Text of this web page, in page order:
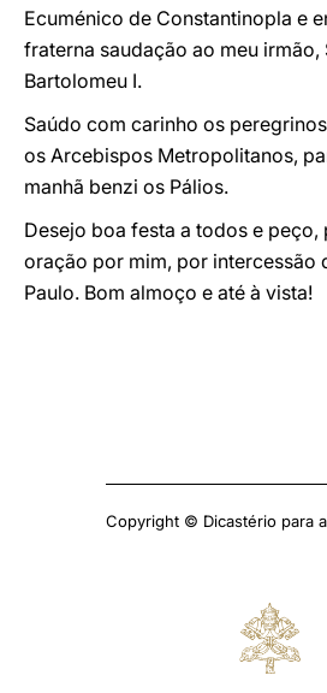
Ecuménico de Constantinopla e
fraterna saudação ao meu irmão,
Bartolomeu I.
Saúdo com carinho os
os Arcebispos Metropolitanos,
manhã benzi os Pálios.
Desejo boa festa a todos e peço,
oração por mim, por intercessão
Paulo. Bom almoço e até à vista!
Copyright © Dicastério para